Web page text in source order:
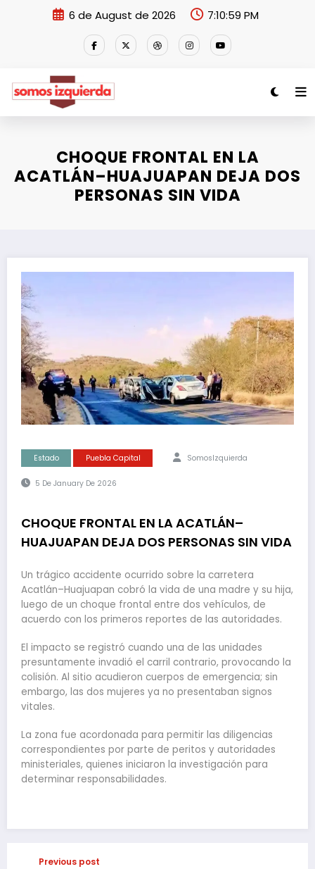
6 de August de 2026 7:10:59 PM
CHOQUE FRONTAL EN LA
ACATLÁN–HUAJUAPAN DEJA DOS
PERSONAS SIN VIDA
Estado Puebla Capital SomosIzquierda
5 De January De 2026
CHOQUE FRONTAL EN LA ACATLÁN–
HUAJUAPAN DEJA DOS PERSONAS SIN VIDA
Un trágico accidente ocurrido sobre la carretera
Acatlán–Huajuapan cobró la vida de una madre y su hija,
luego de un choque frontal entre dos vehículos, de
acuerdo con los primeros reportes de las autoridades.
El impacto se registró cuando una de las unidades
presuntamente invadió el carril contrario, provocando la
colisión. Al sitio acudieron cuerpos de emergencia; sin
embargo, las dos mujeres ya no presentaban signos
vitales.
La zona fue acordonada para permitir las diligencias
correspondientes por parte de peritos y autoridades
ministeriales, quienes iniciaron la investigación para
determinar responsabilidades.
Previous post